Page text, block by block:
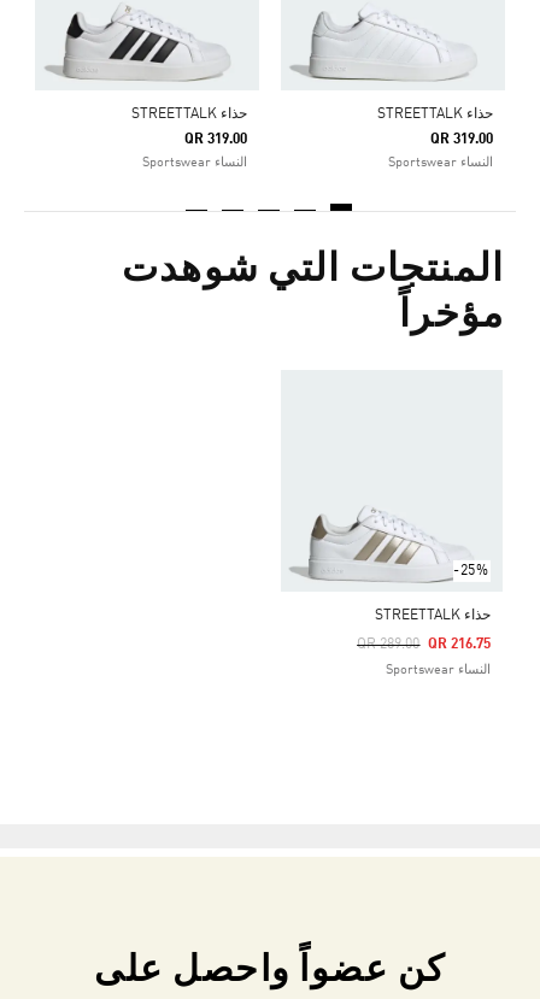
حذاء STREETTALK
QR 319.00
النساء Sportswear
حذاء STREETTALK
QR 319.00
النساء Sportswear
المنتجات التي شوهدت
مؤخراً
-25%
حذاء STREETTALK
Price Reduced From
QR 289.00
To QR 216.75
النساء Sportswear
كن عضواً واحصل على